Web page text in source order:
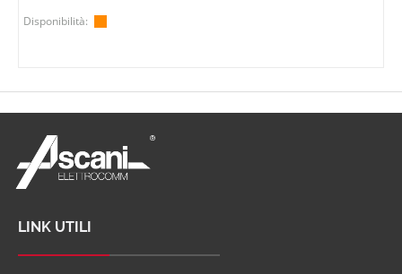
Disponibilità:
LINK UTILI